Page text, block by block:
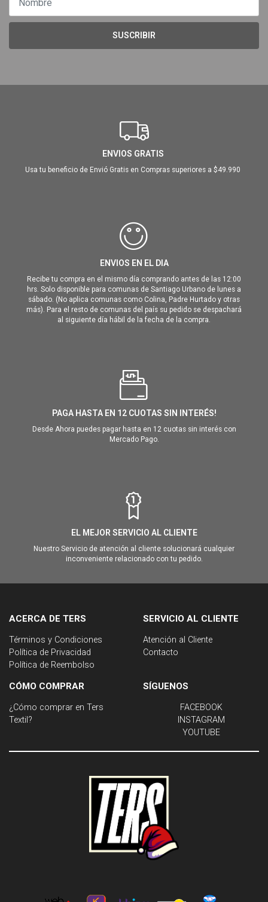
SUSCRIBIR
ENVIOS GRATIS
Usa tu beneficio de Envió Gratis en Compras superiores a $49.990
ENVIOS EN EL DIA
Recibe tu compra en el mismo día comprando antes de las 12:00
hrs. Solo disponible para comunas de Santiago Urbano de lunes a
sábado. (No aplica comunas como Colina, Padre Hurtado y otras
más). Para el resto de comunas del país su pedido se despachará
al siguiente día hábil de la fecha de la compra.
PAGA HASTA EN 12 CUOTAS SIN INTERÉS!
Desde Ahora puedes pagar hasta en 12 cuotas sin interés con
Mercado Pago.
EL MEJOR SERVICIO AL CLIENTE
Nuestro Servicio de atención al cliente solucionará cualquier
inconveniente relacionado con tu pedido.
ACERCA DE TERS
Términos y Condiciones
Política de Privacidad
Política de Reembolso
SERVICIO AL CLIENTE
Atención al Cliente
Contacto
CÓMO COMPRAR
¿Cómo comprar en Ters
Textil?
SÍGUENOS
FACEBOOK
INSTAGRAM
YOUTUBE